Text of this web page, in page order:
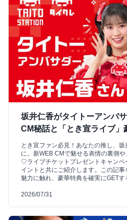
坂井仁香がタイトーアンバ
CM秘話と「とき宣ライブ」
とき宣ファン必見！あなたの推し、
に。新WEB CMで魅せる表情の裏側
♡ライブチケットプレゼントキャンペ
イントと共にご紹介します。この記
魅力に触れ、豪華特典を確実にGET
2026/07/31